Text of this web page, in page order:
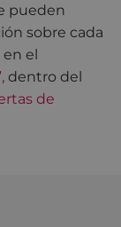
pueden
sobre cada
el
dentro del
de